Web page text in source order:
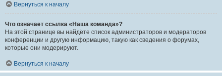
Вернуться к началу
Что означает ссылка «Наша команда»?
На этой странице вы найдёте список администраторов и модераторов
конференции и другую информацию, такую как сведения о форумах,
которые они модерируют.
Вернуться к началу